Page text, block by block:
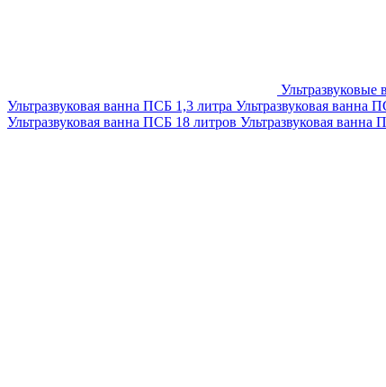
Ультразвуковые
Ультразвуковая ванна ПСБ 1,3 литра Ультразвуковая ванна
Ультразвуковая ванна ПСБ 18 литров Ультразвуковая ванна